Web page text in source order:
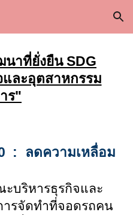
Skip to navigation
าที่ยั่งยืน SDG
ละอุตสาหกรรม
ร"
: ลดความเหลื่อม
บริหารธุรกิจและ
ารจัดทำที่จอดรถคน